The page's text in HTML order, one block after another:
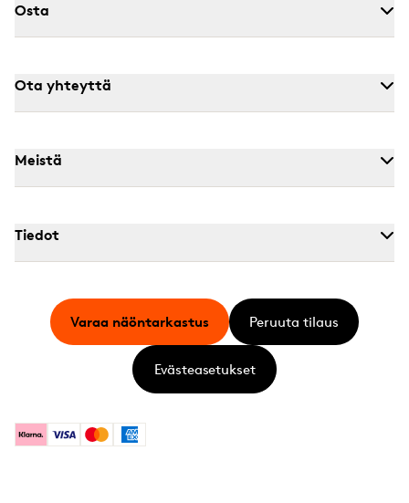
Osta
Ota yhteyttä
Meistä
Tiedot
KlarnaVisa MastercardAmerican Express
Varaa näöntarkastus Peruuta tilaus
Evästeasetukset